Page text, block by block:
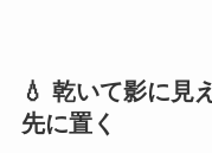
💧 乾いて影に見
先に置く